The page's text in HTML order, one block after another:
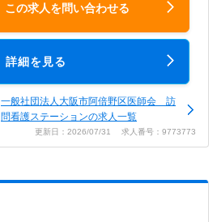
この求人を問い合わせる
詳細を見る
一般社団法人大阪市阿倍野区医師会 訪
問看護ステーションの求人一覧
更新日：2026/07/31 求人番号：9773773